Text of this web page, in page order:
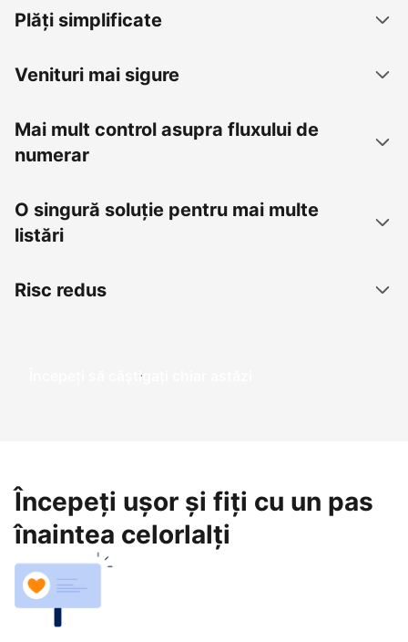
Plăți simplificate
Venituri mai sigure
Mai mult control asupra fluxului de
numerar
O singură soluție pentru mai multe
listări
Risc redus
Începeți să câștigați chiar astăzi
Începeți ușor și fiți cu un pas
înaintea celorlalți